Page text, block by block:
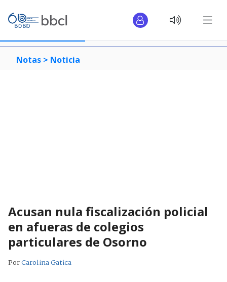
Notas > Noticia
Acusan nula fiscalización policial
en afueras de colegios
particulares de Osorno
PorCarolina Gatica